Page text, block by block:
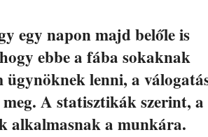
egy napon majd belőle is
ebbe a fába sokaknak
lenni, a
A statisztikák szerint, a
alkalmasnak a munkára.